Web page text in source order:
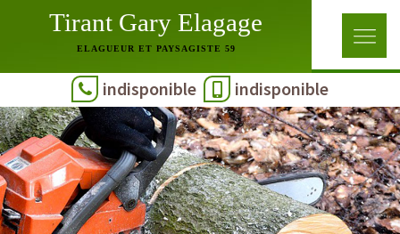
Tirant Gary Elagage
ELAGUEUR ET PAYSAGISTE 59
indisponible indisponible